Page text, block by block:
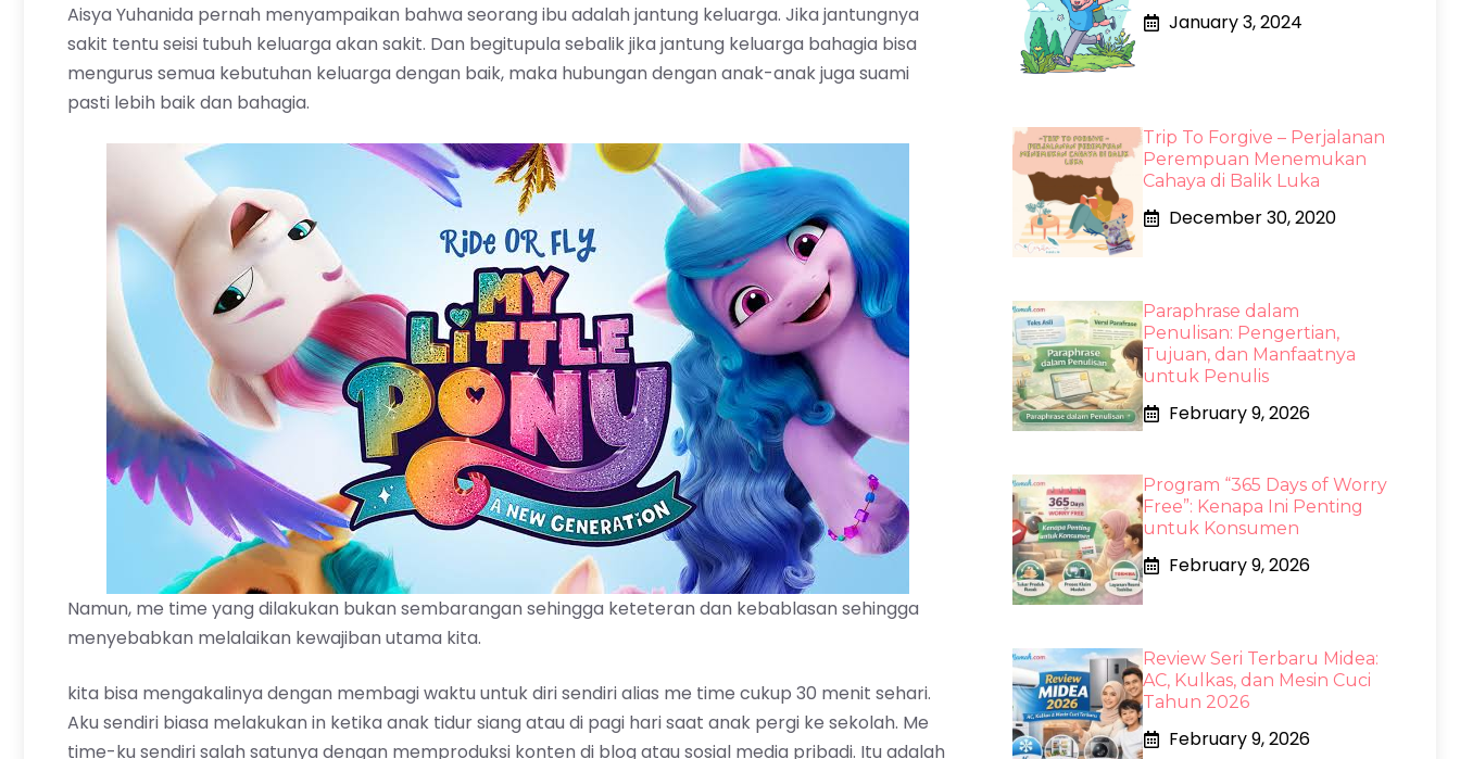
Aisya Yuhanida pernah menyampaikan bahwa seorang ibu adalah jantung keluarga. Jika jantungnya
sakit tentu seisi tubuh keluarga akan sakit. Dan begitupula sebalik jika jantung keluarga bahagia bisa
mengurus semua kebutuhan keluarga dengan baik, maka hubungan dengan anak-anak juga suami
pasti lebih baik dan bahagia.
Namun, me time yang dilakukan bukan sembarangan sehingga keteteran dan kebablasan sehingga
menyebabkan melalaikan kewajiban utama kita.
kita bisa mengakalinya dengan membagi waktu untuk diri sendiri alias me time cukup 30 menit sehari.
Aku sendiri biasa melakukan in ketika anak tidur siang atau di pagi hari saat anak pergi ke sekolah. Me
time-ku sendiri salah satunya dengan memproduksi konten di blog atau sosial media pribadi. Itu adalah
January 3, 2024
Trip To Forgive – Perjalanan
Perempuan Menemukan
Cahaya di Balik Luka
December 30, 2020
Paraphrase dalam
Penulisan: Pengertian,
Tujuan, dan Manfaatnya
untuk Penulis
February 9, 2026
Program “365 Days of Worry
Free”: Kenapa Ini Penting
untuk Konsumen
February 9, 2026
Review Seri Terbaru Midea:
AC, Kulkas, dan Mesin Cuci
Tahun 2026
February 9, 2026